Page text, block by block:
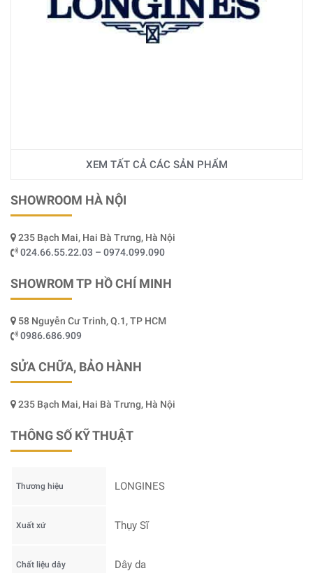
XEM TẤT CẢ CÁC SẢN PHẨM
SHOWROOM HÀ NỘI
235 Bạch Mai, Hai Bà Trưng, Hà Nội
024.66.55.22.03 – 0974.099.090
SHOWROM TP HỒ CHÍ MINH
58 Nguyễn Cư Trinh, Q.1, TP HCM
0986.686.909
SỬA CHỮA, BẢO HÀNH
235 Bạch Mai, Hai Bà Trưng, Hà Nội
THÔNG SỐ KỸ THUẬT
Thương hiệu LONGINES
Xuất xứ Thụy Sĩ
Chất liệu dây Dây da